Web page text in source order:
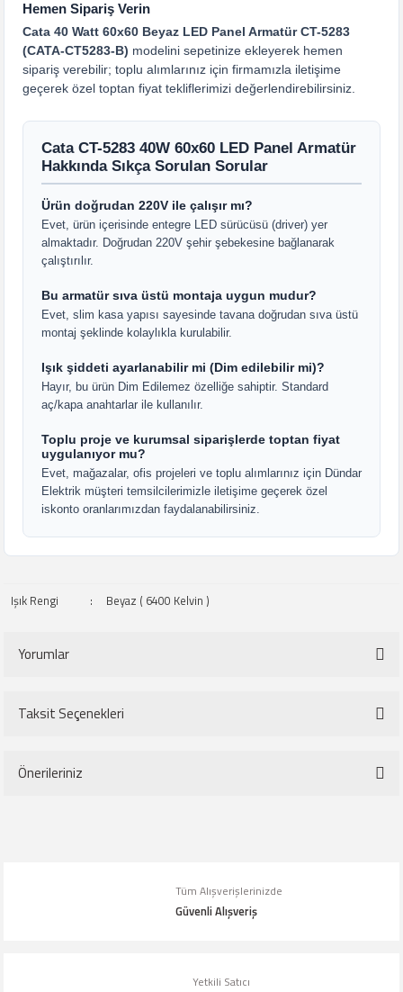
Hemen Sipariş Verin
Cata 40 Watt 60x60 Beyaz LED Panel Armatür CT-5283
(CATA-CT5283-B) modelini sepetinize ekleyerek hemen
sipariş verebilir; toplu alımlarınız için firmamızla iletişime
geçerek özel toptan fiyat tekliflerimizi değerlendirebilirsiniz.
Cata CT-5283 40W 60x60 LED Panel Armatür
Hakkında Sıkça Sorulan Sorular
Ürün doğrudan 220V ile çalışır mı?
Evet, ürün içerisinde entegre LED sürücüsü (driver) yer
almaktadır. Doğrudan 220V şehir şebekesine bağlanarak
çalıştırılır.
Bu armatür sıva üstü montaja uygun mudur?
Evet, slim kasa yapısı sayesinde tavana doğrudan sıva üstü
montaj şeklinde kolaylıkla kurulabilir.
Işık şiddeti ayarlanabilir mi (Dim edilebilir mi)?
Hayır, bu ürün Dim Edilemez özelliğe sahiptir. Standard
aç/kapa anahtarlar ile kullanılır.
Toplu proje ve kurumsal siparişlerde toptan fiyat
uygulanıyor mu?
Evet, mağazalar, ofis projeleri ve toplu alımlarınız için Dündar
Elektrik müşteri temsilcilerimizle iletişime geçerek özel
iskonto oranlarımızdan faydalanabilirsiniz.
Işık Rengi : Beyaz ( 6400 Kelvin )
Yorumlar
Taksit Seçenekleri
Önerileriniz
Görüş ve önerileriniz için teşekkür ederiz.
Ürün açıklamasında eksik bilgiler bulunuyor.
Tüm Alışverişlerinizde
Güvenli Alışveriş
Yetkili Satıcı